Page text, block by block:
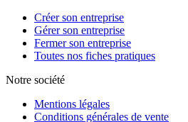
Créer son entreprise
Gérer son entreprise
Fermer son entreprise
Toutes nos fiches pratiques
Notre société
Mentions légales
Conditions générales de vente